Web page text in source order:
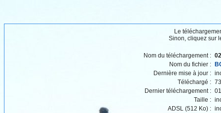
Le
Sinon, cliquez sur
Nom du téléchargement :
Nom du fichier :
Dernière mise à jour :
Téléchargé :
Dernier téléchargement :
Taille :
ADSL (512 Ko) :